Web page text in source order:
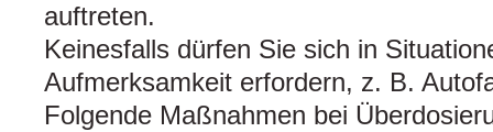
auftreten.
Keinesfalls dürfen Sie sich in
Aufmerksamkeit erfordern, z. B.
Folgende Maßnahmen bei